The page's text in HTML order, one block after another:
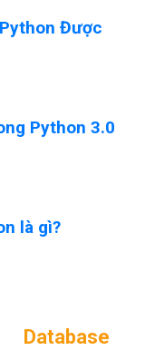
Được
Python 3.0
là gì?
Database